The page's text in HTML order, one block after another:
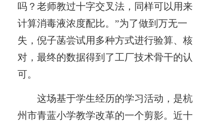
吗？老师教过十字交叉法，同样可以用来
计算消毒液浓度配比。”为了做到万无一
失，倪子菡尝试用多种方式进行验算、核
对，最终的数据得到了工厂技术骨干的认
可。
这场基于学生经历的学习活动，是杭
州市青蓝小学教学改革的一个剪影。近十